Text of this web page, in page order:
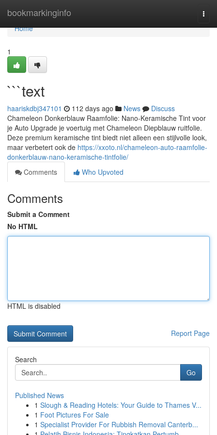
bookmarkinginfo
Home
Home
1
```text
haariskdbj347101 112 days ago News
Discuss
Chameleon Donkerblauw Raamfolie: Nano-Keramische Tint voor
je Auto Upgrade je voertuig met Chameleon Diepblauw ruitfolie.
Deze premium keramische tint biedt niet alleen een stijlvolle look,
maar verbetert ook de https://xxoto.nl/chameleon-auto-raamfolie-
donkerblauw-nano-keramische-tintfolie/
Comments
Who Upvoted
Comments
Submit a Comment
No HTML
HTML is disabled
Report Page
Search
Go
Published News
1 Slough & Reading Hotels: Your Guide to Thames V...
1 Foot Pictures For Sale
1 Specialist Provider For Rubbish Removal Canterb...